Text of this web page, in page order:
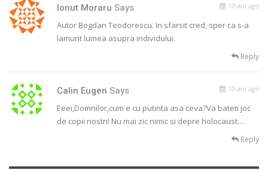
Ionut Moraru Says 10 ani ago
Autor Bogdan Teodorescu. In sfarsit cred, sper ca s-a
lamurit lumea asupra individului.
Reply
Calin Eugen Says 10 ani ago
Eeei,Domnilor,cum e cu putinta asa ceva?Va bateti joc
de copii nostri! Nu mai zic nimic si depre holocaust…
Reply